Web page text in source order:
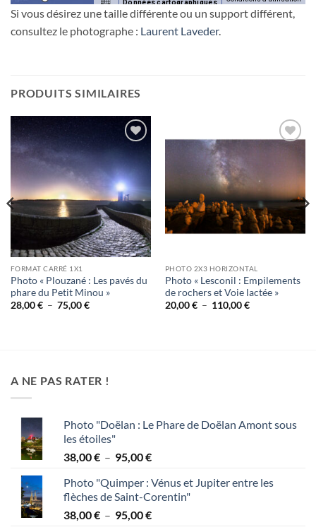
Données cartographiques
Si vous désirez une taille différente ou un support différent,
consultez le photographe : Laurent Laveder.
PRODUITS SIMILAIRES
Ajouter
à la
wishlist
FORMAT CARRÉ 1X1
Photo « Plouzané : Les pavés du
phare du Petit Minou »
28,00€ – 75,00€Plage
PHOTO 2X3 HORIZONTAL
Photo « Lesconil : Empilements
de rochers et Voie lactée »
20,00€ – 110,00€Plage
A NE PAS RATER !
Photo "Doëlan : Le Phare de Doëlan Amont sous
les étoiles"
38,00€ – 95,00€Plage
prix :
38,00 €
à
Photo "Quimper : Vénus et Jupiter entre les
flèches de Saint-Corentin"
38,00€ – 95,00€Plage